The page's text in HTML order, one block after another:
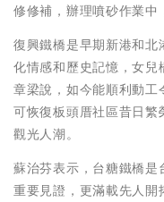
修修補，辦理噴砂作業中
復興鐵橋是早期新港和
化情感和歷史記憶，女
章梁說，如今能順利動工
可恢復板頭厝社區昔日
觀光人潮。
蘇治芬表示，台糖鐵橋
重要見證，更滿載先人